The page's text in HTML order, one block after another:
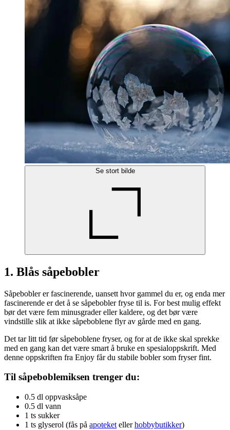
Se stort bilde
1. Blås såpebobler
Såpebobler er fascinerende, uansett hvor gammel du er, og enda mer
fascinerende er det å se såpebobler fryse til is. For best mulig effekt
bør det være fem minusgrader eller kaldere, og det bør være
vindstille slik at ikke såpeboblene flyr av gårde med en gang.
Det tar litt tid før såpeboblene fryser, og for at de ikke skal sprekke
med en gang kan det være smart å bruke en spesialoppskrift. Med
denne oppskriften fra Enjoy får du stabile bobler som fryser fint.
Til såpeboblemiksen trenger du:
0.5 dl oppvasksåpe
0.5 dl vann
1 ts sukker
1 ts glyserol (fås på apoteket ellerhobbybutikker)